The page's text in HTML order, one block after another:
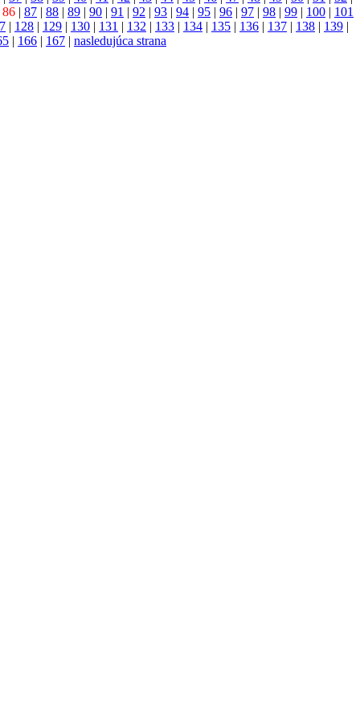
86 | 87 | 88 | 89 | 90 | 91 | 92 | 93 | 94 | 95 | 96 | 97 | 98 | 99 | 100 | 101
| 128 | 129 | 130 | 131 | 132 | 133 | 134 | 135 | 136 | 137 | 138 | 139 |
| 166 | 167 | nasledujúca strana